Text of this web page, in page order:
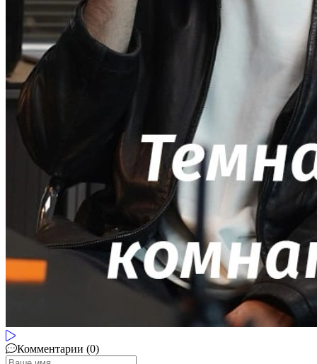
Комментарии (0)